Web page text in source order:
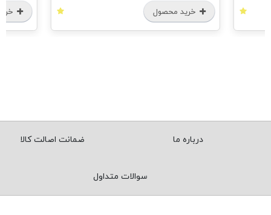
خرید محصول
درباره ما ضمانت اصالت کالا
سوالات متداول